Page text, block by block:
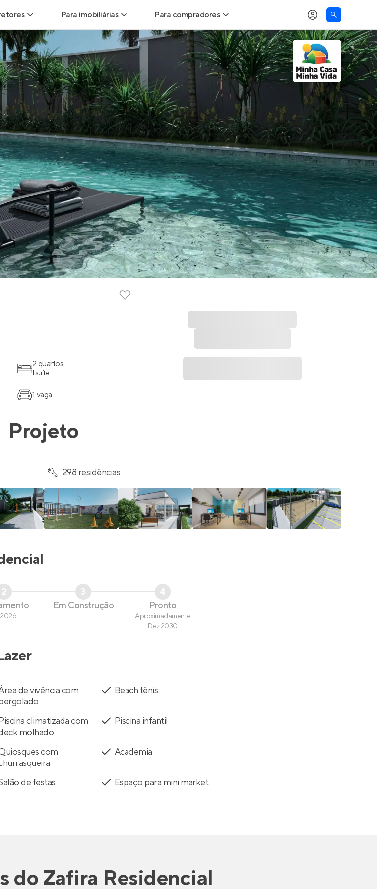
para Corretores
imobiliárias
Corretores
imóveis
Para imobiliárias
Leads para Imobiliárias
Hub de imobiliárias
Anunciar imóveis
Para compradores
Buscar um imóvel novo
Calcule seu Poder de Compra
Comprar x Alugar
Correção do INCC
Simulador de Financiamento
Encontre um corretor
2 quartos
1 suíte
1 vaga
Projeto
298 residências
2
2026
3
Em Construção
4
Pronto
Aproximadamente
Dez 2030
de vivência com
Beach tênis
climatizada com
molhado
Piscina infantil
com
Academia
de festas
Espaço para mini market
do Zafira Residencial